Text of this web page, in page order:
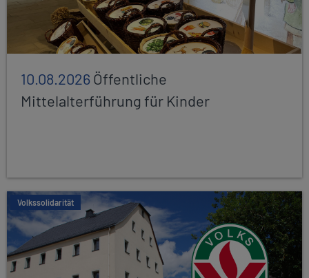
10.08.2026Öffentliche
Mittelalterführung für Kinder
Volkssolidarität